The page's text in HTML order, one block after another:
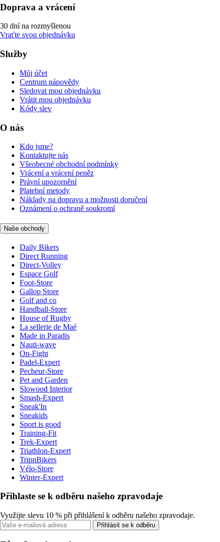
Doprava a vrácení
30 dní na rozmyšlenou
Vraťte svou objednávku
Služby
Můj účet
Centrum nápovědy
Sledovat mou objednávku
Vrátit mou objednávku
Kódy slev
O nás
Kdo jsme?
Kontaktujte nás
Všeobecné obchodní podmínky
Vrácení a vrácení peněz
Právní upozornění
Platební metody
Náklady na dopravu a možnosti doručení
Oznámení o ochraně soukromí
Naše obchody
Daily Bikers
Direct Running
Direct-Volley
Espace Golf
Foot-Store
Gallop Store
Golf and co
Handball-Store
House of Rugby
La sellerie de Maé
Made in Paradis
Nauti-wave
On-Fight
Padel-Expert
Pecheur-Store
Pet and Garden
Slowood Interior
Smash-Expert
Sneak'In
Sneakids
Sport is good
Training-Fit
Trek-Expert
Triathlon-Expert
TripnBikers
Vélo-Store
Winter-Expert
Přihlaste se k odběru našeho zpravodaje
Využijte slevu 10 % při přihlášení k odběru našeho zpravodaje.
Přihlásit se k odběru